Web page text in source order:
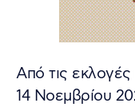
Από τις
14 Νοεμβρίου